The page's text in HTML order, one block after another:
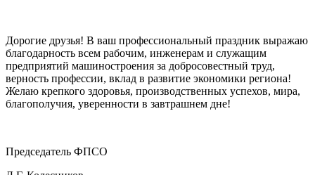
Дорогие друзья! В ваш профессиональный праздник выражаю
благодарность всем рабочим, инженерам и служащим
предприятий машиностроения за добросовестный труд,
верность профессии, вклад в развитие экономики региона!
Желаю крепкого здоровья, производственных успехов, мира,
благополучия, уверенности в завтрашнем дне!
Председатель ФПСО